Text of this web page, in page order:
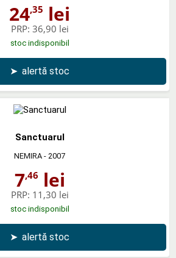
24,35 lei
PRP: 36,90 lei
stoc indisponibil
➤ alertă stoc
Sanctuarul
NEMIRA - 2007
7,46 lei
PRP: 11,30 lei
stoc indisponibil
➤ alertă stoc